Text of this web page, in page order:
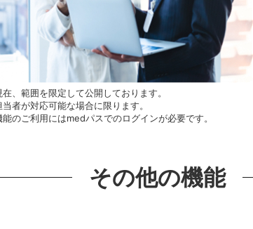
、範囲を限定して公開しております。
者が対応可能な場合に限ります。
能のご利用にはmedパスでのログインが必要です。
その他の機能